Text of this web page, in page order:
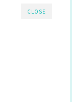
CLOSE